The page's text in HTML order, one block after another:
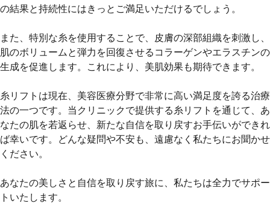
の結果と持続性にはきっとご満足いただけるでしょう。
また、特別な糸を使用することで、皮膚の深部組織を刺激し、
肌のボリュームと弾力を回復させるコラーゲンやエラスチンの
生成を促進します。これにより、美肌効果も期待できます。
糸リフトは現在、美容医療分野で非常に高い満足度を誇る治療
法の一つです。当クリニックで提供する糸リフトを通じて、あ
なたの肌を若返らせ、新たな自信を取り戻すお手伝いができれ
ば幸いです。どんな疑問や不安も、遠慮なく私たちにお聞かせ
ください。
あなたの美しさと自信を取り戻す旅に、私たちは全力でサポー
トいたします。